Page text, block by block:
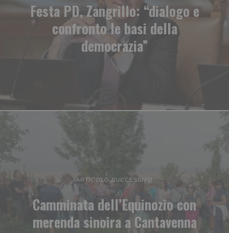
Festa PD, Zangrillo: “dialogo e
confronto le basi della
democrazia”
ARTICOLO SUCCESSIVO
Camminata dell’Equinozio con
merenda sinoira a Cantavenna